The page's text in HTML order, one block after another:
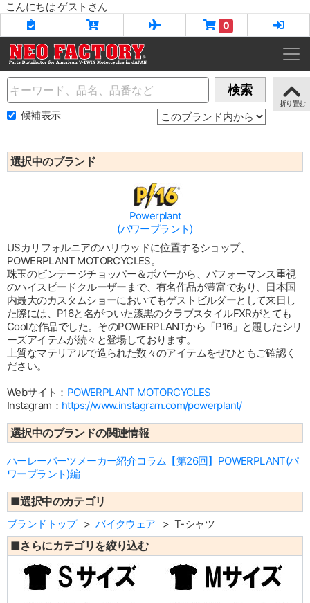
こんにちは ゲストさん
0
Name 検索
候補表示
選択中のブランド
Powerplant
(パワープラント)
USカリフォルニアのハリウッドに位置するショップ、
POWERPLANT MOTORCYCLES。
珠玉のビンテージチョッパー＆ボバーから、パフォーマンス重視
のハイスピードクルーザーまで、有名作品が豊富であり、日本国
内最大のカスタムショーにおいてもゲストビルダーとして来日し
た際には、P16と名がついた漆黒のクラブスタイルFXRがとても
Coolな作品でした。そのPOWERPLANTから「P16」と題したシリ
ーズアイテムが続々と登場しております。
上質なマテリアルで造られた数々のアイテムをぜひともご確認く
ださい。
Webサイト： POWERPLANT MOTORCYCLES
Instagram： https://www.instagram.com/powerplant/
選択中のブランドの関連情報
ハーレーパーツメーカー紹介コラム【第26回】POWERPLANT(パ
ワープラント)編
■選択中のカテゴリ
ブランドトップ バイクウェア T-シャツ
■さらにカテゴリを絞り込む